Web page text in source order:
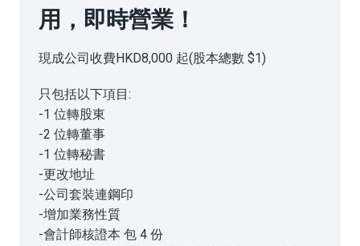
用，即時營業！
現成公司收費HKD8,000 起(股本總數 $1)
只包括以下項目:
-1 位轉股東
-2 位轉董事
-1 位轉秘書
-更改地址
-公司套裝連鋼印
-增加業務性質
-會計師核證本 包 4 份